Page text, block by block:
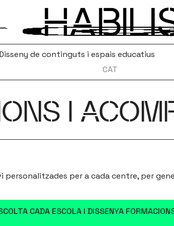
de continguts i espais educatius
CAT
I
personalitzades per a cada centre, per
CADA ESCOLA I DISSENYA